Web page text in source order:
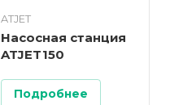
ATJET
Насосная станция
ATJET150
Подробнее